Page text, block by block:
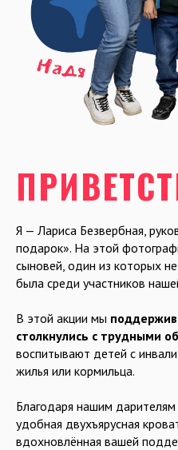
Я — Лариса Безвербная,
подарок». На этой
сыновей, один из которых
была среди участников
В этой акции мы
столкнулись с трудными
воспитывают детей с
жилья или кормильца.
Благодаря нашим
удобная двухъярусная
вдохновлённая вашей